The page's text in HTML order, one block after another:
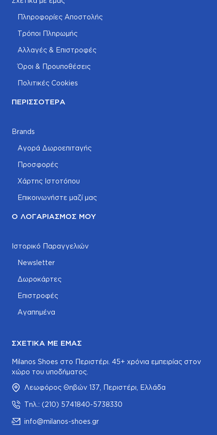
Πληροφορίες Αποστολής
Τρόποι Πληρωμής
Αλλαγές & Επιστροφές
Όροι & Προυποθέσεις
Πολιτικές Cookies
ΠΕΡΙΣΣΌΤΕΡΑ
Brands
Αγορά Δωροεπιταγής
Προσφορές
Χάρτης Ιστοτόπου
Επικοινωνήστε μαζί μας
Ο ΛΟΓΑΡΙΑΣΜΌΣ ΜΟΥ
Ιστορικό Παραγγελιών
Newsletter
Δωροκάρτες
Επιστροφές
Αγαπημένα
ΣΧΕΤΙΚΆ ΜΕ ΕΜΆΣ
Milanos Shoes στο Περιστέρι. 45+ χρόνια εμπειρίας στον
χώρο του υποδήματος.
Λεωφόρος Θηβών 137, Περιστέρι, Ελλάδα
Τηλ.: (210) 5741840-5738330
info@milanos-shoes.gr